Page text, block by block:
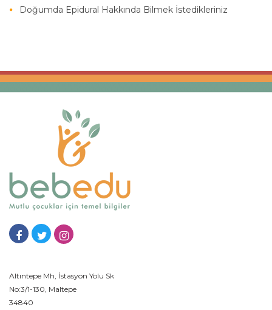
Doğumda Epidural Hakkında Bilmek İstedikleriniz
Altıntepe Mh, İstasyon Yolu Sk
No:3/1-130, Maltepe
34840